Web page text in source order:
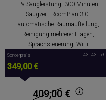
Pa Saugleistung, 300 Minuten
Saugzeit, RoomPlan 3.0 -
automatische Raumaufteilung,
Reinigung mehrerer Etagen,
Sprachsteuerung, WiFi
Sonderpreis
349,00 €
43 : 43 : 58
409,00 €